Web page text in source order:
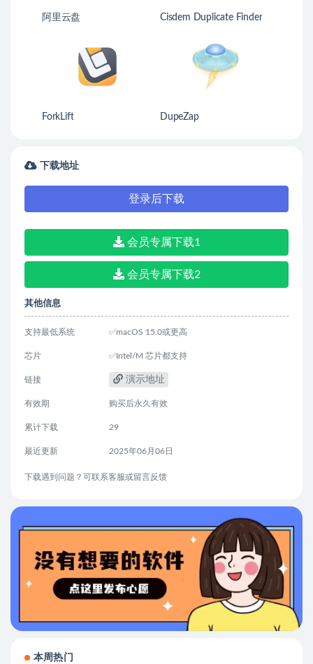
阿里云盘 Cisdem Duplicate Finder
ForkLift DupeZap
下载地址
登录后下载
会员专属下载1
会员专属下载2
其他信息
支持最低系统 ✅macOS 15.0或更高
芯片 ✅Intel/M 芯片都支持
链接 演示地址
有效期 购买后永久有效
累计下载 29
最近更新 2025年06月06日
下载遇到问题？可联系客服或留言反馈
本周热门